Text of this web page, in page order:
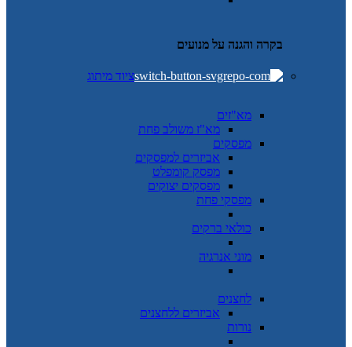
בקרה והגנה על מנועים
ציוד מיתוג
מא"זים
מא"ז משולב פחת
מפסקים
אביזרים למפסקים
מפסק קומפלט
מפסקים יצוקים
מפסקי פחת
כולאי ברקים
מוני אנרגיה
לחצנים
אביזרים ללחצנים
נורות